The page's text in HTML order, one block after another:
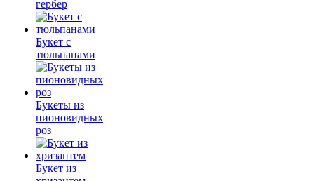
гербер
Букет с
тюльпанами
Букеты из
пионовидных
роз
Букет из